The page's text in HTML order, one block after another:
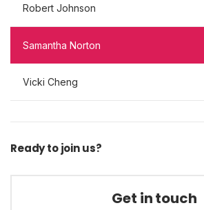
Robert Johnson
Samantha Norton
Vicki Cheng
Ready to join us?
Get in touch